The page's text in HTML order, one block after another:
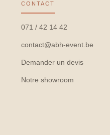
CONTACT
071 / 42 14 42
contact@abh-event.be
Demander un devis
Notre showroom